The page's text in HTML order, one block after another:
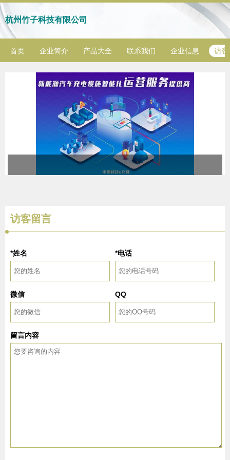
杭州竹子科技有限公司
首页 企业简介 产品大全 联系我们 企业信息 访客
访客留言
*姓名 *电话
微信 QQ
留言内容